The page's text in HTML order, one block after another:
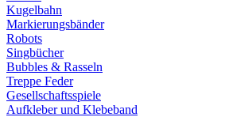
Kugelbahn
Markierungsbänder
Robots
Singbücher
Bubbles & Rasseln
Treppe Feder
Gesellschaftsspiele
Aufkleber und Klebeband